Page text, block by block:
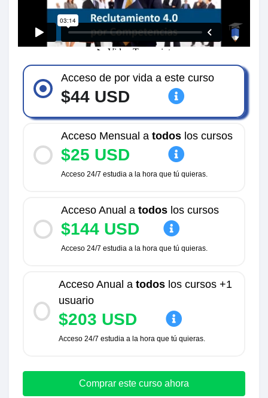
Acceso de por vida a este curso
$44 USD
Acceso Mensual a todoslos cursos
$25 USD
Acceso 24/7 estudia a la hora que tú quieras.
Acceso Anual a todoslos cursos
$144 USD
Acceso 24/7 estudia a la hora que tú quieras.
Acceso Anual a todoslos cursos +1
usuario
$203 USD
Acceso 24/7 estudia a la hora que tú quieras.
Comprar este curso ahora